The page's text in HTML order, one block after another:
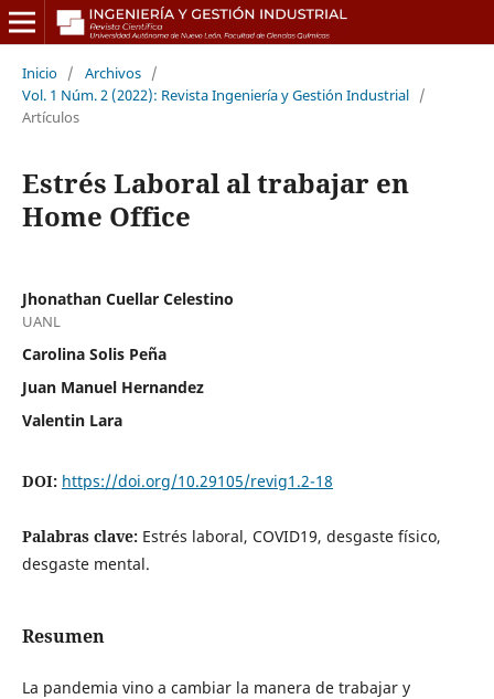
Inicio / Archivos /
Vol. 1 Núm. 2 (2022): Revista Ingeniería y Gestión Industrial /
Artículos
Estrés Laboral al trabajar en
Home Office
Jhonathan Cuellar Celestino
UANL
Carolina Solis Peña
Juan Manuel Hernandez
Valentin Lara
DOI: https://doi.org/10.29105/revig1.2-18
Palabras clave: Estrés laboral, COVID19, desgaste físico,
desgaste mental.
Resumen
La pandemia vino a cambiar la manera de trabajar y